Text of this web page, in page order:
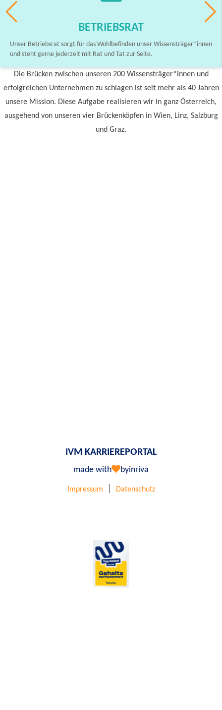
BETRIEBSRAT
Unser Betriebsrat sorgt für das Wohlbefinden unser Wissensträger*innen
und steht gerne jederzeit mit Rat und Tat zur Seite.
Die Brücken zwischen unseren 200 Wissensträger*innen und
erfolgreichen Unternehmen zu schlagen ist seit mehr als 40 Jahren
unsere Mission. Diese Aufgabe realisieren wir in ganz Österreich,
ausgehend von unseren vier Brückenköpfen in Wien, Linz, Salzburg
und Graz.
IVM KARRIEREPORTAL
made with byinriva
Impressum Datenschutz